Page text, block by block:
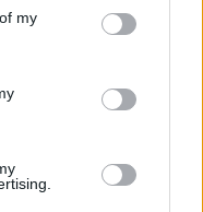
You may click to
third-party tags to
in below Google
my
Βίρτους και το
τη φορά
να παίξω για τον